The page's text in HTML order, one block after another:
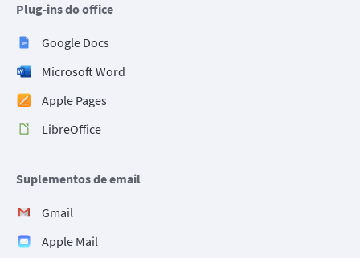
Plug-ins do office
Google Docs
Microsoft Word
Apple Pages
LibreOffice
Suplementos de email
Gmail
Apple Mail